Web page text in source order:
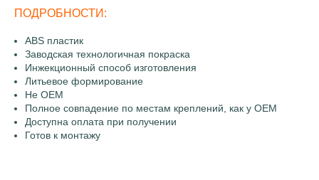
ПОДРОБНОСТИ:
ABS пластик
Заводская технологичная покраска
Инжекционный способ изготовления
Литьевое формирование
Не OEM
Полное совпадение по местам креплений, как у OEM
Доступна оплата при получении
Готов к монтажу